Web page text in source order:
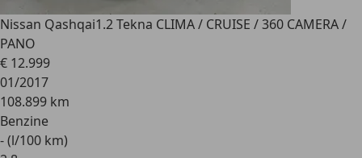
Nissan Qashqai1.2 Tekna CLIMA / CRUISE / 360 CAMERA /
PANO
€ 12.999
01/2017
108.899 km
Benzine
- (l/100 km)